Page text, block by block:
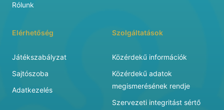
Rólunk
Elérhetőség
Játékszabályzat
Sajtószoba
Adatkezelés
Szolgáltatások
Közérdekű információk
Közérdekű adatok
megismerésének rendje
Szervezeti integritást sértő